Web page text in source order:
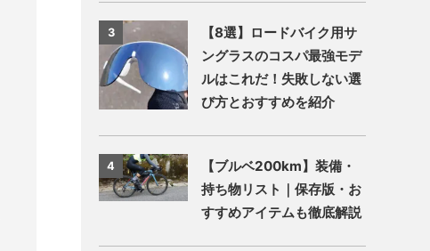
3
【8選】ロードバイク用サ
ングラスのコスパ最強モデ
ルはこれだ！失敗しない選
び方とおすすめを紹介
4
【ブルベ200km】装備・
持ち物リスト｜保存版・お
すすめアイテムも徹底解説